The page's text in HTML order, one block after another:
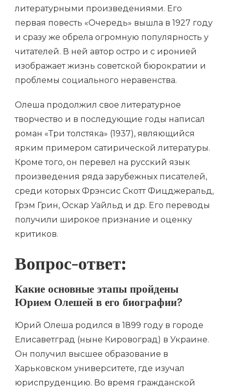
литературными произведениями. Его
первая повесть «Очередь» вышла в 1927 году
и сразу же обрела огромную популярность у
читателей. В ней автор остро и с иронией
изображает жизнь советской бюрократии и
проблемы социального неравенства.
Олеша продолжил свое литературное
творчество и в последующие годы написал
роман «Три толстяка» (1937), являющийся
ярким примером сатирической литературы.
Кроме того, он перевел на русский язык
произведения ряда зарубежных писателей,
среди которых Фрэнсис Скотт Фицджеральд,
Грэм Грин, Оскар Уайльд и др. Его переводы
получили широкое признание и оценку
критиков.
Вопрос-ответ:
Какие основные этапы пройдены
Юрием Олешей в его биографии?
Юрий Олеша родился в 1899 году в городе
Елисаветград (ныне Кировоград) в Украине.
Он получил высшее образование в
Харьковском университете, где изучал
юриспруденцию. Во время гражданской